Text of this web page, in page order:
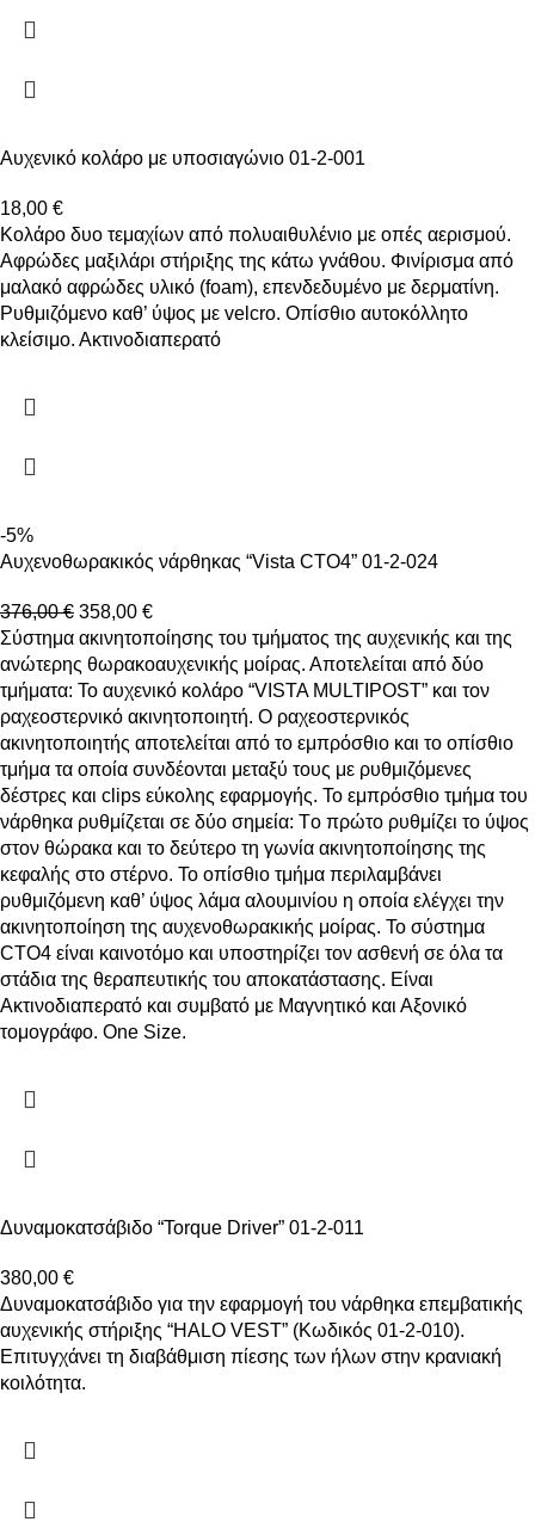
Αυχενικό κολάρο με υποσιαγώνιο 01-2-001
18,00 €
Κολάρο δυο τεμαχίων από πολυαιθυλένιο με οπές αερισμού.
Αφρώδες μαξιλάρι στήριξης της κάτω γνάθου. Φινίρισμα από
μαλακό αφρώδες υλικό (foam), επενδεδυμένο με δερματίνη.
Ρυθμιζόμενο καθ’ ύψος με velcro. Οπίσθιο αυτοκόλλητο
κλείσιμο. Ακτινοδιαπερατό
-5%
Αυχενοθωρακικός νάρθηκας “Vista CTO4” 01-2-024
376,00€ 358,00 €
Σύστημα ακινητοποίησης του τμήματος της αυχενικής και της
ανώτερης θωρακοαυχενικής μοίρας. Αποτελείται από δύο
τμήματα: Το αυχενικό κολάρο “VISTA MULTIPOST” και τον
ραχεοστερνικό ακινητοποιητή. Ο ραχεοστερνικός
ακινητοποιητής αποτελείται από το εμπρόσθιο και το οπίσθιο
τμήμα τα οποία συνδέονται μεταξύ τους με ρυθμιζόμενες
δέστρες και clips εύκολης εφαρμογής. Το εμπρόσθιο τμήμα του
νάρθηκα ρυθμίζεται σε δύο σημεία: Tο πρώτο ρυθμίζει το ύψος
στον θώρακα και το δεύτερο τη γωνία ακινητοποίησης της
κεφαλής στο στέρνο. Το οπίσθιο τμήμα περιλαμβάνει
ρυθμιζόμενη καθ’ ύψος λάμα αλουμινίου η οποία ελέγχει την
ακινητοποίηση της αυχενοθωρακικής μοίρας. Το σύστημα
CTO4 είναι καινοτόμο και υποστηρίζει τον ασθενή σε όλα τα
στάδια της θεραπευτικής του αποκατάστασης. Είναι
Ακτινοδιαπερατό και συμβατό με Μαγνητικό και Αξονικό
τομογράφο. One Size.
Δυναμοκατσάβιδο “Torque Driver” 01-2-011
380,00 €
Δυναμοκατσάβιδο για την εφαρμογή του νάρθηκα επεμβατικής
αυχενικής στήριξης “HALO VEST” (Κωδικός 01-2-010).
Επιτυγχάνει τη διαβάθμιση πίεσης των ήλων στην κρανιακή
κοιλότητα.